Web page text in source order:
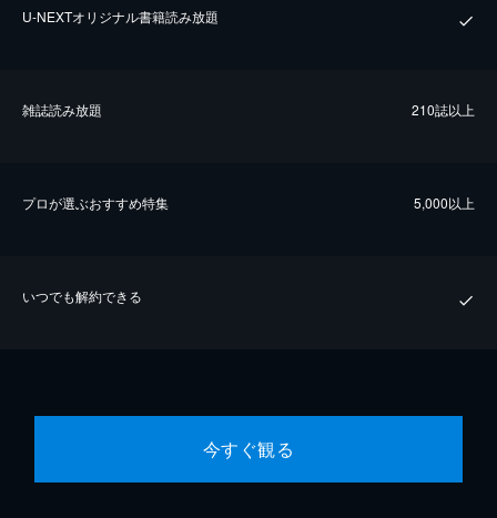
U-NEXTオリジナル書籍読み放題
雑誌読み放題 210誌以上
プロが選ぶおすすめ特集 5,000以上
いつでも解約できる
今すぐ観る